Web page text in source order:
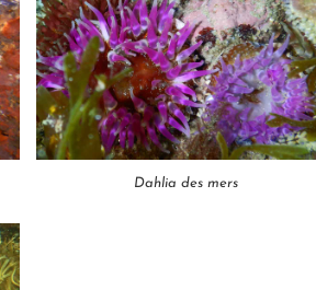
Dahlia des mers